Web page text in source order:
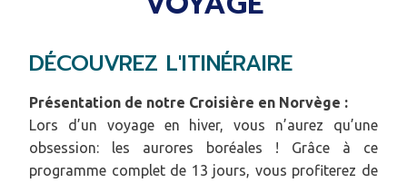
DÉCOUVREZ L'ITINÉRAIRE
Présentation de notre Croisière en Norvège :
Lors d’un voyage en hiver, vous n’aurez qu’une
obsession: les aurores boréales ! Grâce à ce
programme complet de 13 jours, vous profiterez de